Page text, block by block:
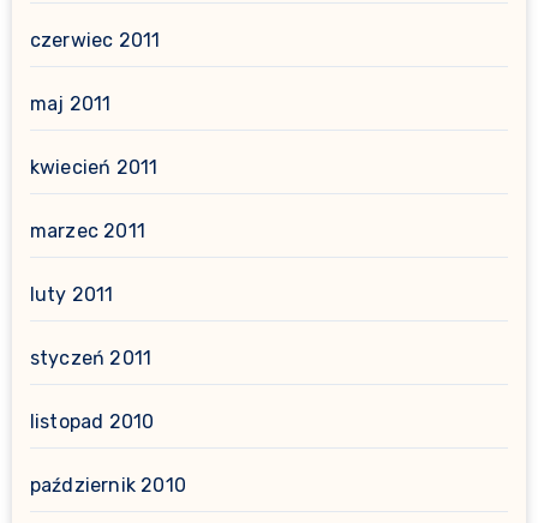
czerwiec 2011
maj 2011
kwiecień 2011
marzec 2011
luty 2011
styczeń 2011
listopad 2010
październik 2010